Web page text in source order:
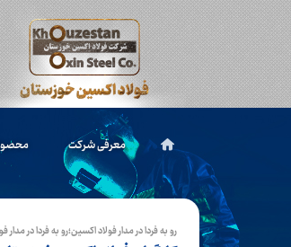
معرفی شرکت
رو به فردا در مدار فولاد اکسین؛رو به فردا در مدار